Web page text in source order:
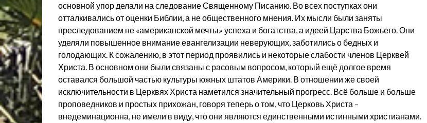
основной упор делали на следование Священному Писанию. Во всех поступках они
отталкивались от оценки Библии, а не общественного мнения. Их мысли были заняты
преследованием не «американской мечты» успеха и богатства, а идеей Царства Божьего. Они
уделяли повышенное внимание евангелизации неверующих, заботились о бедных и
голодающих. К сожалению, в этот период проявились и некоторые слабости членов Церквей
Христа. В основном они были связаны с расовым вопросом, который ещё долгое время
оставался большой частью культуры южных штатов Америки. В отношении же своей
исключительности в Церквях Христа наметился значительный прогресс. Всё больше и больше
проповедников и простых прихожан, говоря теперь о том, что Церковь Христа –
внедеминационна, не имели в виду, что они являются единственными истинными христианами.